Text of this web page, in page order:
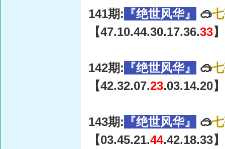
141期: 『绝世风华』 🥽
【47.10.44.30.17.36.33】
142期: 『绝世风华』 🥽
【42.32.07.23.03.14.20】
143期: 『绝世风华』 🥽
【03.45.21.44.42.18.33】